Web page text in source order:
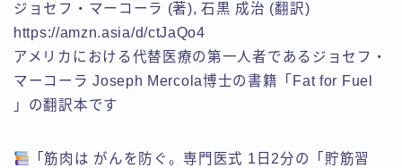
ジョセフ・マーコーラ (著), 石黒 成治 (翻訳)
https://amzn.asia/d/ctJaQo4
アメリカにおける代替医療の第一人者であるジョセフ・
マーコーラ Joseph Mercola博士の書籍「Fat for Fuel
」の翻訳本です
「筋肉は がんを防ぐ。専門医式 1日2分の「貯筋習